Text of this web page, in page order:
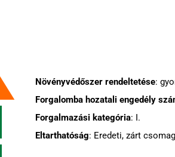
Növényvédőszer rendeltetése:
Forgalomba hozatali engedély
Forgalmazási kategória: I.
Eltarthatóság: Eredeti, zárt